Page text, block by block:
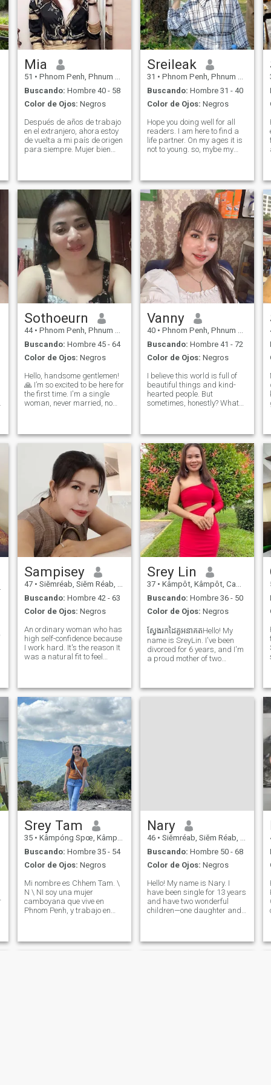
Mia
51 • Phnom Penh, Phnum Pénh, Cambolla
Buscando: Hombre 40 - 58
Color de Ojos: Negros
Después de años de trabajo
en el extranjero, ahora estoy
de vuelta a mi país de origen
para siempre. Mujer bien
todo el tiempo que me veo
mucho joven para mi edad.
La gente siempre está muy
sorprendida cuando les digo
mi edad real :-) Si quieres
saber más sobre mí, por
favor envíame un mensaje,
gracias!
Sreileak
31 • Phnom Penh, Phnum Pénh, Cambolla
Buscando: Hombre 31 - 40
Color de Ojos: Negros
Hope you doing well for all
readers. I am here to find a
life partner. On my ages it is
not to young. so, mybe my
open-minded, honesty,
romantic and easy to
understand
Sothoeurn
44 • Phnom Penh, Phnum Pénh, Cambolla
Buscando: Hombre 45 - 64
Color de Ojos: Negros
Hello, handsome gentlemen!
🙏 I’m so excited to be here for
the first time. I'm a single
woman, never married, no
Maybe true love is waiting
right here. I'm polite, honest,
Vanny
40 • Phnom Penh, Phnum Pénh, Cambolla
Buscando: Hombre 41 - 72
Color de Ojos: Negros
I believe this world is full of
beautiful things and kind-
hearted people. But
sometimes, honestly? What
because I’ve lived long
enough to know the difference
between w
Sampisey
47 • Siĕmréab, Siĕm Réab, Cambolla
Buscando: Hombre 42 - 63
Color de Ojos: Negros
An ordinary woman who has
high self-confidence because
I work hard. It's the reason It
was a natural fit to feel
my abusive ex-husband. It
caused me a lot of heartache
and suffering, b
Srey Lin
37 • Kâmpôt, Kâmpôt, Cambolla
Buscando: Hombre 36 - 50
Color de Ojos: Negros
ស្វែងរកដៃគូអនាគតHello! My
name is SreyLin. I've been
divorced for 6 years, and I'm
a proud mother of two
me busy and fulfilled. In my
free time, I love cooking,
Srey Tam
35 • Kâmpóng Spœ, Kâmpóng Spœ, Cambolla
Buscando: Hombre 35 - 54
Color de Ojos: Negros
Mi nombre es Chhem Tam. \
N \ NI soy una mujer
camboyana que vive en
Phnom Penh, y trabajo en
familia, la honestidad y la
Nary
46 • Siĕmréab, Siĕm Réab, Cambolla
Buscando: Hombre 50 - 68
Color de Ojos: Negros
Hello! My name is Nary. I
have been single for 13 years
and have two wonderful
children—one daughter and
travelers. I enjoy staying